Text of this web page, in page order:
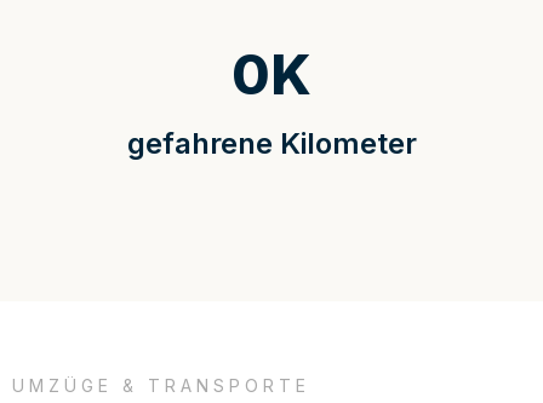
gefahrene Kilometer
0K
UMZÜGE & TRANSPORTE